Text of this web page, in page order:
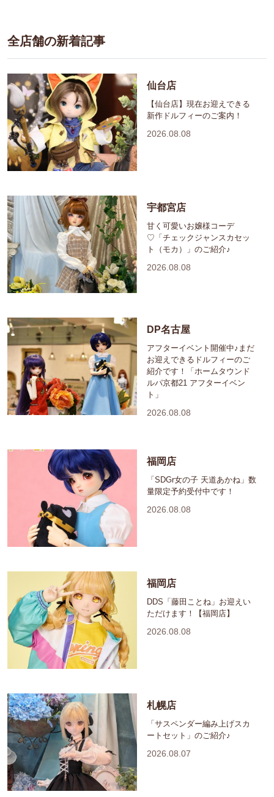
全店舗の新着記事
仙台店
【仙台店】現在お迎えできる
新作ドルフィーのご案内！
2026.08.08
宇都宮店
甘く可愛いお嬢様コーデ
♡「チェックジャンスカセッ
ト（モカ）」のご紹介♪
2026.08.08
DP名古屋
アフターイベント開催中♪まだ
お迎えできるドルフィーのご
紹介です！「ホームタウンド
ルパ京都21 アフターイベン
ト」
2026.08.08
福岡店
「SDGr女の子 天道あかね」数
量限定予約受付中です！
2026.08.08
福岡店
DDS「藤田ことね」お迎えい
ただけます！【福岡店】
2026.08.08
札幌店
「サスペンダー編み上げスカ
ートセット」のご紹介♪
2026.08.07